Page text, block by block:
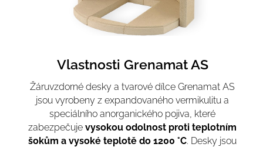
Vlastnosti Grenamat AS
Žáruvzdorné desky a tvarové dílce Grenamat AS
jsou vyrobeny z expandovaného vermikulitu a
speciálního anorganického pojiva, které
zabezpečuje vysokou odolnost proti teplotním
šokům a vysoké teplotě do 1200 °C. Desky jsou